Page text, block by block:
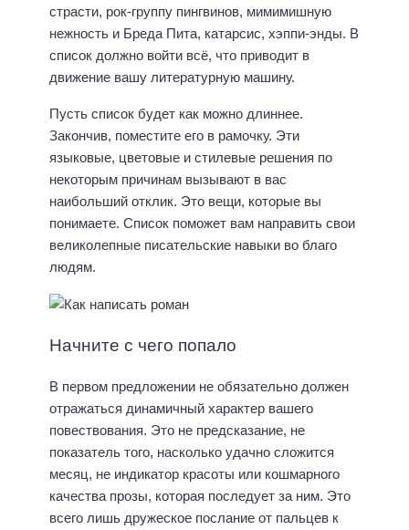
страсти, рок-группу пингвинов, мимимишную
нежность и Бреда Пита, катарсис, хэппи-энды. В
список должно войти всё, что приводит в
движение вашу литературную машину.
Пусть список будет как можно длиннее.
Закончив, поместите его в рамочку. Эти
языковые, цветовые и стилевые решения по
некоторым причинам вызывают в вас
наибольший отклик. Это вещи, которые вы
понимаете. Список поможет вам направить свои
великолепные писательские навыки во благо
людям.
Начните с чего попало
В первом предложении не обязательно должен
отражаться динамичный характер вашего
повествования. Это не предсказание, не
показатель того, насколько удачно сложится
месяц, не индикатор красоты или кошмарного
качества прозы, которая последует за ним. Это
всего лишь дружеское послание от пальцев к